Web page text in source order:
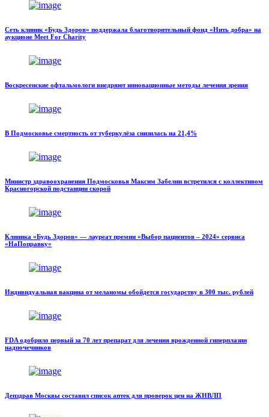
Сеть клиник «Будь Здоров» поддержала благотворительный фонд «Нить добра» на
аукционе Meet For Charity
Воскресенские офтальмологи внедряют инновационные методы лечения зрения
В Подмосковье смертность от туберкулёза снизилась на 21,4%
Министр здравоохранения Подмосковья Максим Забелин встретился с коллективом
Красногорской подстанции скорой
Клиника «Будь Здоров» — лауреат премии «Выбор пациентов – 2024» сервиса
«НаПоправку»
Индивидуальная вакцина от меланомы обойдется государству в 300 тыс. рублей
FDA одобрило первый за 70 лет препарат для лечения врожденной гиперплазии
надпочечников
Депздрав Москвы составил список аптек для проверок цен на ЖНВЛП